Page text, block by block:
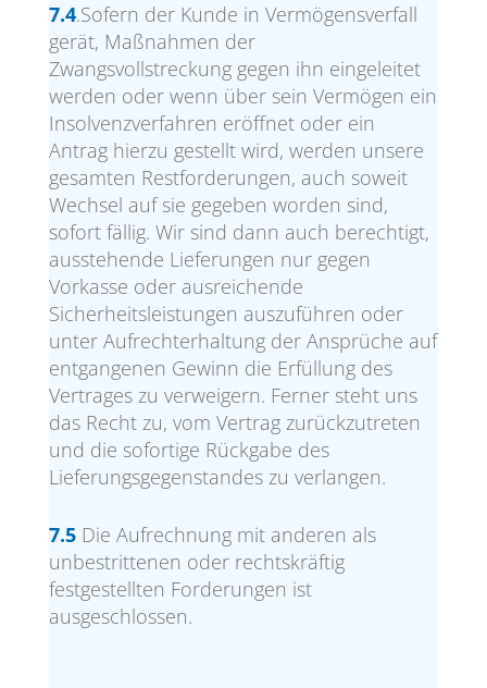
7.4.Sofern der Kunde in Vermögensverfall
gerät, Maßnahmen der
Zwangsvollstreckung gegen ihn eingeleitet
werden oder wenn über sein Vermögen ein
Insolvenzverfahren eröffnet oder ein
Antrag hierzu gestellt wird, werden unsere
gesamten Restforderungen, auch soweit
Wechsel auf sie gegeben worden sind,
sofort fällig. Wir sind dann auch berechtigt,
ausstehende Lieferungen nur gegen
Vorkasse oder ausreichende
Sicherheitsleistungen auszuführen oder
unter Aufrechterhaltung der Ansprüche auf
entgangenen Gewinn die Erfüllung des
Vertrages zu verweigern. Ferner steht uns
das Recht zu, vom Vertrag zurückzutreten
und die sofortige Rückgabe des
Lieferungsgegenstandes zu verlangen.
7.5Die Aufrechnung mit anderen als
unbestrittenen oder rechtskräftig
festgestellten Forderungen ist
ausgeschlossen.